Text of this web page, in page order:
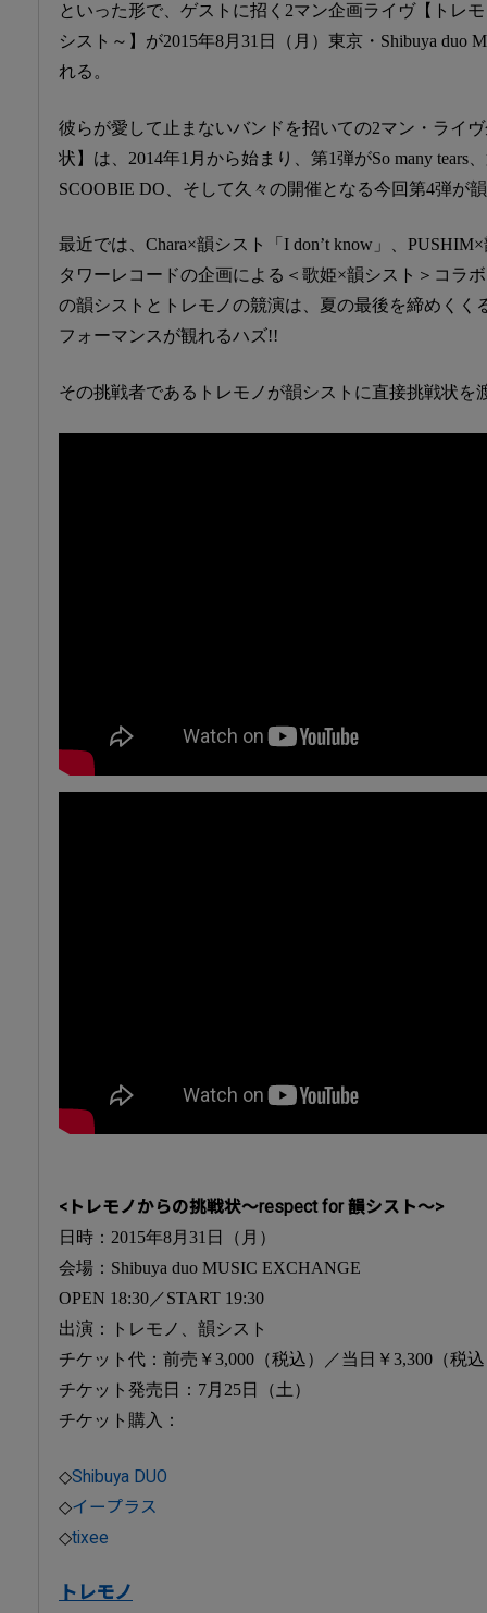
といった形で、ゲストに招く2マン企画ライヴ【トレ
シスト～】が2015年8月31日（月）東京・Shibuya duo
れる。
彼らが愛して止まないバンドを招いての2マン・ライ
状】は、2014年1月から始まり、第1弾がSo many tears
SCOOBIE DO、そして久々の開催となる今回第4弾が
最近では、Chara×韻シスト「I don’t know」、
タワーレコードの企画による＜歌姫×韻シスト＞コラ
の韻シストとトレモノの競演は、夏の最後を締めくく
フォーマンスが観れるハズ!!
その挑戦者であるトレモノが韻シストに直接挑戦状を
< トレモノからの挑戦状～respect for韻シスト～>
日時：2015年8月31日（月）
会場：Shibuya duo MUSIC EXCHANGE
OPEN 18:30／START 19:30
出演：トレモノ、韻シスト
チケット代：前売￥3,000（税込）／当日￥3,300（税
チケット発売日：7月25日（土）
チケット購入：
◇Shibuya DUO
◇イープラス
◇tixee
トレモノ